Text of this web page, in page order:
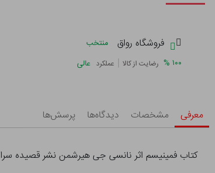
فروشگاه رواق
منتخب
۱۰۰ % رضایت از کالا | عملکرد عالی
معرفی مشخصات دیدگاه‌ها پرسش‌ها
کتاب فمینیسم اثر نانسی جی هیرشمن نشر قصیده سرا